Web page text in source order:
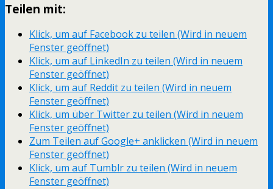
Teilen mit:
Klick, um auf Facebook zu teilen (Wird in neuem
Fenster geöffnet)
Klick, um auf LinkedIn zu teilen (Wird in neuem
Fenster geöffnet)
Klick, um auf Reddit zu teilen (Wird in neuem
Fenster geöffnet)
Klick, um über Twitter zu teilen (Wird in neuem
Fenster geöffnet)
Zum Teilen auf Google+ anklicken (Wird in neuem
Fenster geöffnet)
Klick, um auf Tumblr zu teilen (Wird in neuem
Fenster geöffnet)